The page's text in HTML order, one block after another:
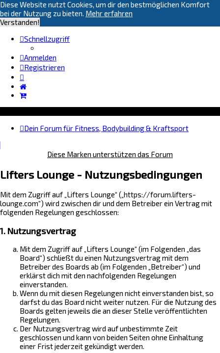
Diese Website nutzt Cookies, um dir den bestmöglichen Komfort
bei der Nutzung zu bieten. Mehr erfahren
Verstanden!
Schnellzugriff
Anmelden
Registrieren
Dein Forum für Fitness, Bodybuilding & Kraftsport
Diese Marken unterstützen das Forum
Lifters Lounge - Nutzungsbedingungen
Mit dem Zugriff auf „Lifters Lounge“ („https://forum.lifters-
lounge.com“) wird zwischen dir und dem Betreiber ein Vertrag mit
folgenden Regelungen geschlossen:
1. Nutzungsvertrag
Mit dem Zugriff auf „Lifters Lounge“ (im Folgenden „das
Board“) schließt du einen Nutzungsvertrag mit dem
Betreiber des Boards ab (im Folgenden „Betreiber“) und
erklärst dich mit den nachfolgenden Regelungen
einverstanden.
Wenn du mit diesen Regelungen nicht einverstanden bist, so
darfst du das Board nicht weiter nutzen. Für die Nutzung des
Boards gelten jeweils die an dieser Stelle veröffentlichten
Regelungen.
Der Nutzungsvertrag wird auf unbestimmte Zeit
geschlossen und kann von beiden Seiten ohne Einhaltung
einer Frist jederzeit gekündigt werden.